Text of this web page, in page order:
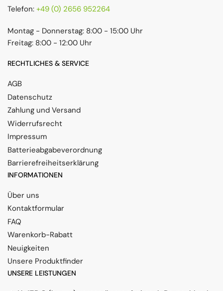
Telefon: +49 (0) 2656 952264
Montag - Donnerstag: 8:00 - 15:00 Uhr
Freitag: 8:00 - 12:00 Uhr
RECHTLICHES & SERVICE
AGB
Datenschutz
Zahlung und Versand
Widerrufsrecht
Impressum
Batterieabgabeverordnung
Barrierefreiheitserklärung
INFORMATIONEN
Über uns
Kontaktformular
FAQ
Warenkorb-Rabatt
Neuigkeiten
Unsere Produktfinder
UNSERE LEISTUNGEN